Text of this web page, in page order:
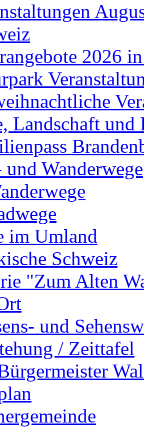
2026
Landschaft und
und Wanderwege
im Umland
Schweiz
"Zum Alten
und
/ Zeittafel